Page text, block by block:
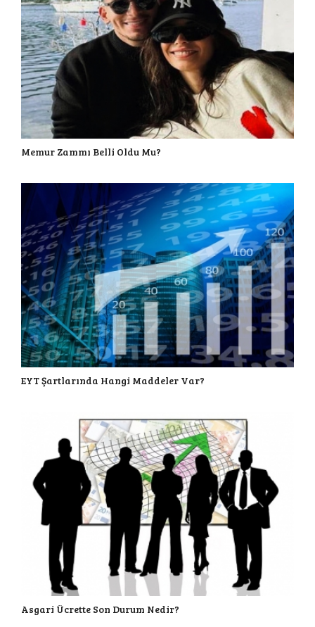
Memur Zammı Belli Oldu Mu?
EYT Şartlarında Hangi Maddeler Var?
Asgari Ücrette Son Durum Nedir?